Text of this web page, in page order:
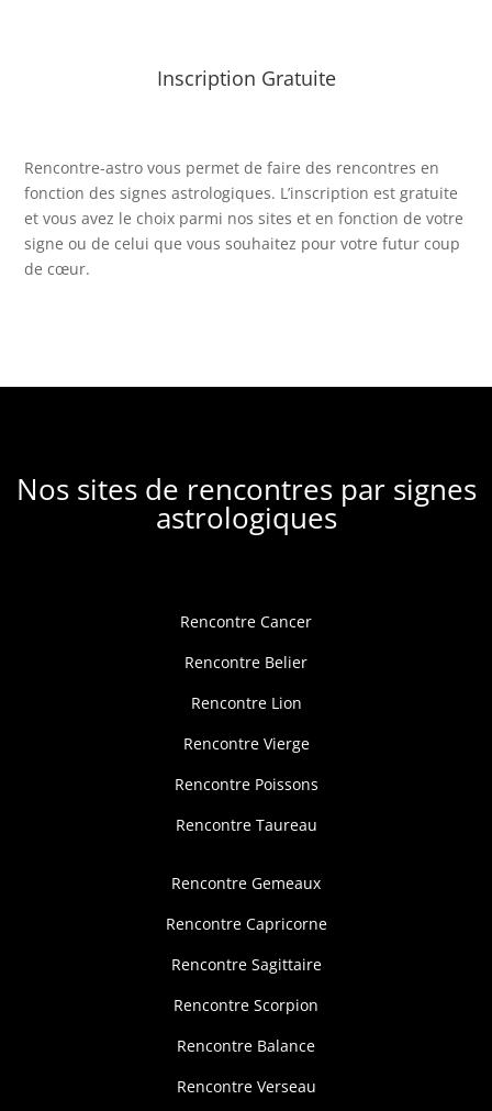
Inscription Gratuite
Rencontre-astro vous permet de faire des rencontres en
fonction des signes astrologiques. L’inscription est gratuite
et vous avez le choix parmi nos sites et en fonction de votre
signe ou de celui que vous souhaitez pour votre futur coup
de cœur.
Nos sites de rencontres par signes
astrologiques
Rencontre Cancer
Rencontre Belier
Rencontre Lion
Rencontre Vierge
Rencontre Poissons
Rencontre Taureau
Rencontre Gemeaux
Rencontre Capricorne
Rencontre Sagittaire
Rencontre Scorpion
Rencontre Balance
Rencontre Verseau